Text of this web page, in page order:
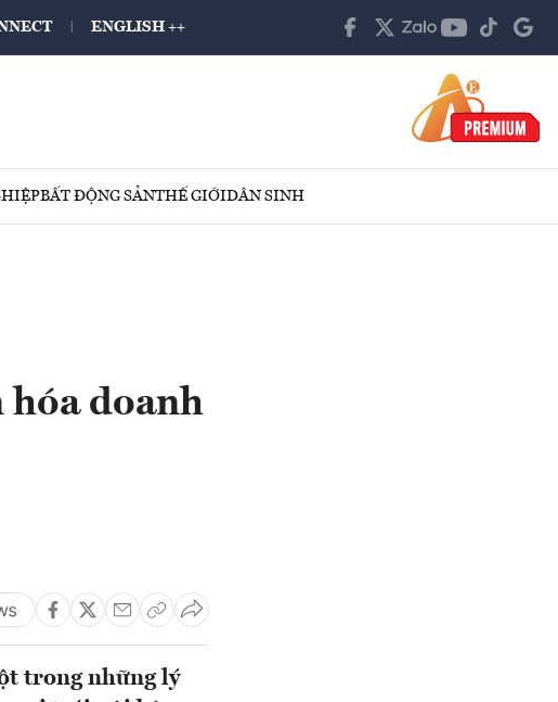
ENGLISH ++
BẤT ĐỘNG SẢNTHẾ GIỚIDÂN SINH
hóa doanh
trong những lý